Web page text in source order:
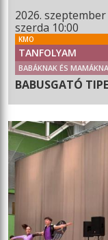
2026. szeptember
szerda 10:00
KMO
TANFOLYAM
BABÁKNAK ÉS
BABUSGATÓ